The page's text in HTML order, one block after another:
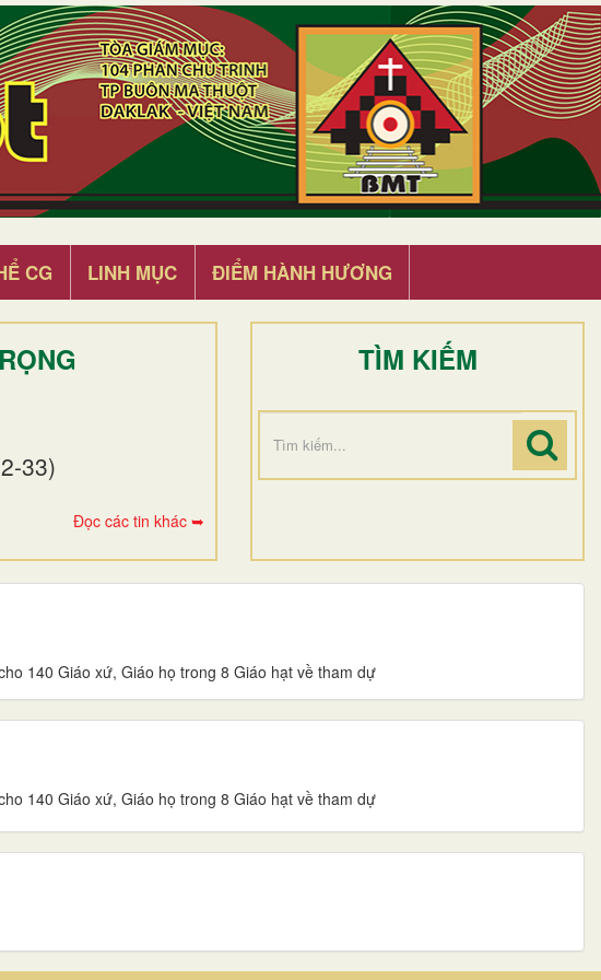
CG LINH MỤC ĐIỂM HÀNH HƯƠNG
33)
Đọc các tin khác ➥
TÌM KIẾM
140 Giáo xứ, Giáo họ trong 8 Giáo hạt về tham dự
140 Giáo xứ, Giáo họ trong 8 Giáo hạt về tham dự